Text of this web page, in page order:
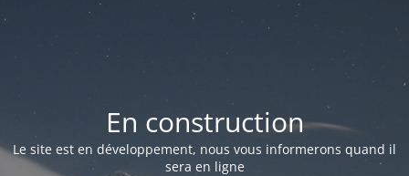
En construction
Le site est en développement, nous vous informerons quand il
sera en ligne